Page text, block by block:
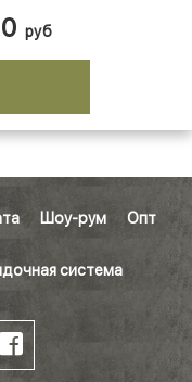
руб
Шоу-рум
Опт
система